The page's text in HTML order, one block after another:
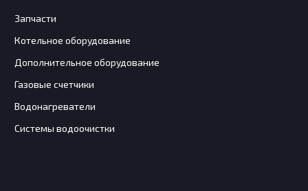
Запчасти
Котельное оборудование
Дополнительное оборудование
Газовые счетчики
Водонагреватели
Системы водоочистки